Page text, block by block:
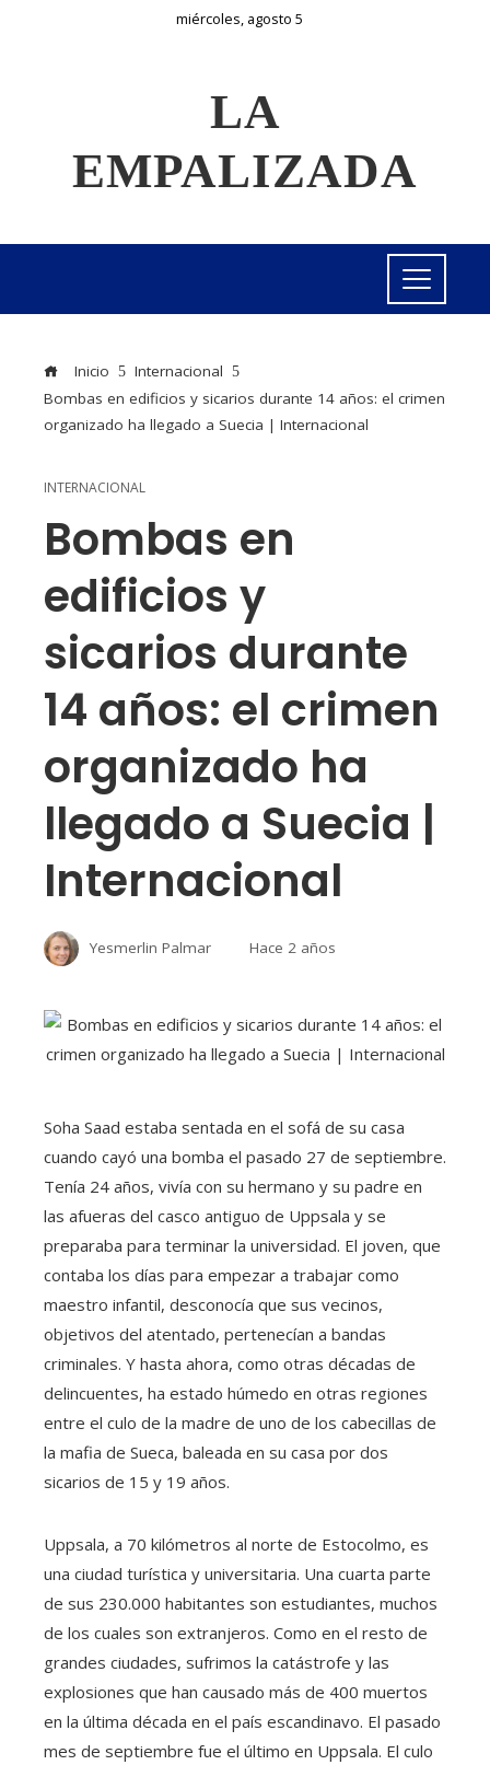
miércoles, agosto 5
LA
EMPALIZADA
Inicio
Internacional
Bombas en edificios y sicarios durante 14 años: el crimen
organizado ha llegado a Suecia | Internacional
INTERNACIONAL
Bombas en
edificios y
sicarios durante
14 años: el crimen
organizado ha
llegado a Suecia |
Internacional
Yesmerlin Palmar Hace 2 años
Soha Saad estaba sentada en el sofá de su casa
cuando cayó una bomba el pasado 27 de septiembre.
Tenía 24 años, vivía con su hermano y su padre en
las afueras del casco antiguo de Uppsala y se
preparaba para terminar la universidad. El joven, que
contaba los días para empezar a trabajar como
maestro infantil, desconocía que sus vecinos,
objetivos del atentado, pertenecían a bandas
criminales. Y hasta ahora, como otras décadas de
delincuentes, ha estado húmedo en otras regiones
entre el culo de la madre de uno de los cabecillas de
la mafia de Sueca, baleada en su casa por dos
sicarios de 15 y 19 años.
Uppsala, a 70 kilómetros al norte de Estocolmo, es
una ciudad turística y universitaria. Una cuarta parte
de sus 230.000 habitantes son estudiantes, muchos
de los cuales son extranjeros. Como en el resto de
grandes ciudades, sufrimos la catástrofe y las
explosiones que han causado más de 400 muertos
en la última década en el país escandinavo. El pasado
mes de septiembre fue el último en Uppsala. El culo